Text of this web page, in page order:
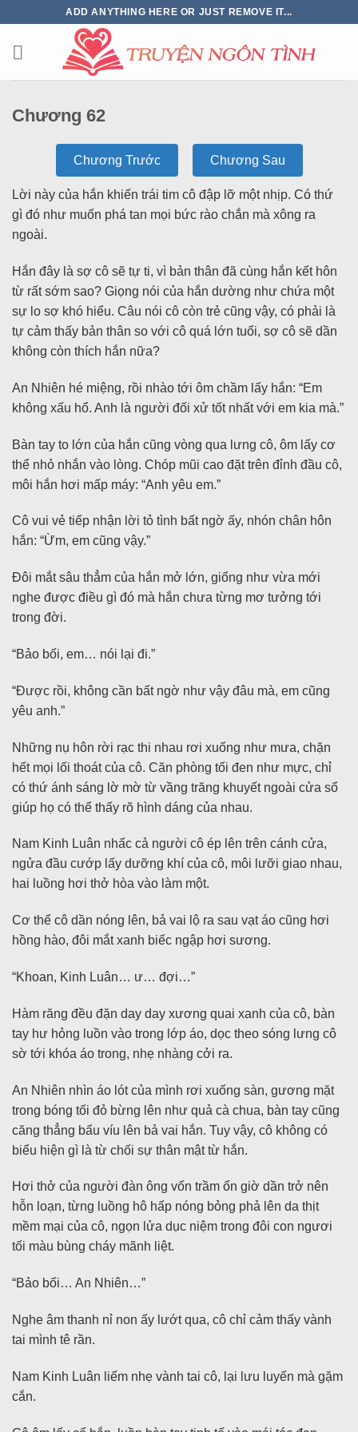
ADD ANYTHING HERE OR JUST REMOVE IT...
Chương 62
Chương Trước Chương Sau
Lời này của hắn khiến trái tim cô đập lỡ một nhịp. Có thứ
gì đó như muốn phá tan mọi bức rào chắn mà xông ra
ngoài.
Hắn đây là sợ cô sẽ tự ti, vì bản thân đã cùng hắn kết hôn
từ rất sớm sao? Giọng nói của hắn dường như chứa một
sự lo sợ khó hiểu. Câu nói cô còn trẻ cũng vậy, có phải là
tự cảm thấy bản thân so với cô quá lớn tuổi, sợ cô sẽ dần
không còn thích hắn nữa?
An Nhiên hé miệng, rồi nhào tới ôm chầm lấy hắn: “Em
không xấu hổ. Anh là người đối xử tốt nhất với em kia mà.”
Bàn tay to lớn của hắn cũng vòng qua lưng cô, ôm lấy cơ
thể nhỏ nhắn vào lòng. Chóp mũi cao đặt trên đỉnh đầu cô,
môi hắn hơi mấp máy: “Anh yêu em.”
Cô vui vẻ tiếp nhận lời tỏ tình bất ngờ ấy, nhón chân hôn
hắn: “Ừm, em cũng vậy.”
Đôi mắt sâu thẳm của hắn mở lớn, giống như vừa mới
nghe được điều gì đó mà hắn chưa từng mơ tưởng tới
trong đời.
“Bảo bối, em… nói lại đi.”
“Được rồi, không cần bất ngờ như vậy đâu mà, em cũng
yêu anh.”
Những nụ hôn rời rạc thi nhau rơi xuống như mưa, chặn
hết mọi lối thoát của cô. Căn phòng tối đen như mực, chỉ
có thứ ánh sáng lờ mờ từ vầng trăng khuyết ngoài cửa sổ
giúp họ có thể thấy rõ hình dáng của nhau.
Nam Kinh Luân nhấc cả người cô ép lên trên cánh cửa,
ngửa đầu cướp lấy dưỡng khí của cô, môi lưỡi giao nhau,
hai luồng hơi thở hòa vào làm một.
Cơ thể cô dần nóng lên, bả vai lộ ra sau vạt áo cũng hơi
hồng hào, đôi mắt xanh biếc ngập hơi sương.
“Khoan, Kinh Luân… ư… đợi…”
Hàm răng đều đặn day day xương quai xanh của cô, bàn
tay hư hỏng luồn vào trong lớp áo, dọc theo sóng lưng cô
sờ tới khóa áo trong, nhẹ nhàng cởi ra.
An Nhiên nhìn áo lót của mình rơi xuống sàn, gương mặt
trong bóng tối đỏ bừng lên như quả cà chua, bàn tay cũng
căng thẳng bấu víu lên bả vai hắn. Tuy vậy, cô không có
biểu hiện gì là từ chối sự thân mật từ hắn.
Hơi thở của người đàn ông vốn trầm ổn giờ dần trở nên
hỗn loạn, từng luồng hô hấp nóng bỏng phả lên da thịt
mềm mại của cô, ngọn lửa dục niệm trong đôi con ngươi
tối màu bùng cháy mãnh liệt.
“Bảo bối… An Nhiên…”
Nghe âm thanh nỉ non ấy lướt qua, cô chỉ cảm thấy vành
tai mình tê rần.
Nam Kinh Luân liếm nhẹ vành tai cô, lại lưu luyến mà gặm
cắn.